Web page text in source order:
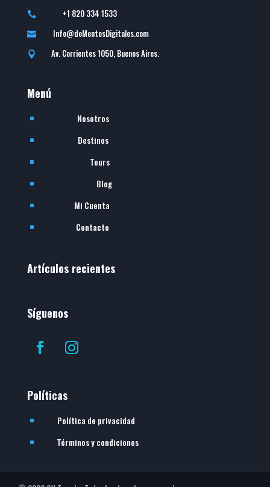
 +1 820 334 1533
 Info@deMentesDigitales.com
 Av. Corrientes 1050, Buenos Aires.
Menú
^ Nosotros
^ Destinos
^ Tours
^ Blog
^ Mi Cuenta
^ Contacto
Artículos recientes
Síguenos
Políticas
^ Política de privacidad
^ Términos y condiciones